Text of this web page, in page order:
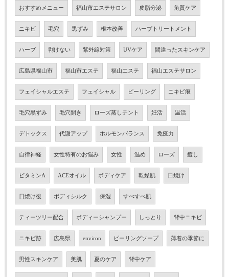
おすすめメニュー 福山市エステサロン 皮脂分泌 角質ケア
ニキビ 毛穴 黒ずみ 根本改善 ハーブトリートメント
ハーブ 剥けない 紫外線対策 UVケア 間違ったスキンケア
広島県福山市 福山市エステ 福山エステ 福山エステサロン
フェイシャルエステ フェイシャル ピーリング ニキビ痕
毛穴黒ずみ 毛穴開き ローズ蒸しテント 妊活 温活
デトックス 代謝アップ ホルモンバランス 免疫力
自律神経 女性特有のお悩み 女性 温め ローズ 癒し
ビタミンA ACEオイル ボディケア 乾燥肌 日焼け
日焼け後 ボディシルク 保湿 すべすべ肌
ティーツリー配合 ボディーシャンプー しっとり 背中ニキビ
ニキビ跡 広島県 environ ピーリングソープ 薄着の季節に
男性スキンケア 美肌 夏のケア 背中ケア